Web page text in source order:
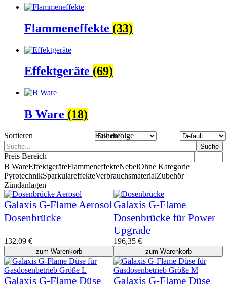
Flammeneffekte (33)
Effektgeräte (69)
B Ware (18)
Sortieren Reihenfolge
Suche
Preis Bereich
B WareEffektgeräteFlammeneffekteNebelOhne Kategorie
PyrotechnikSparkulareffekteVerbrauchsmaterialZubehör
Zündanlagen
Galaxis G-Flame Aerosol
Dosenbrücke
132,09 €
zum Warenkorb
Galaxis G-Flame
Dosenbrücke für Power
Upgrade
196,35 €
zum Warenkorb
Galaxis G-Flame Düse
Galaxis G-Flame Düse